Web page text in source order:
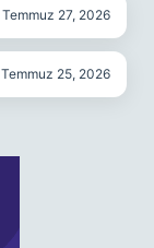
Temmuz 27, 2026
Temmuz 25, 2026